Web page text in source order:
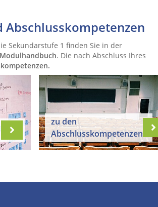
Sekundarstufe 1 finden Sie in der
Modulhandbuch. Die nach Abschluss Ihres
.
zu den
Abschlusskompetenzen